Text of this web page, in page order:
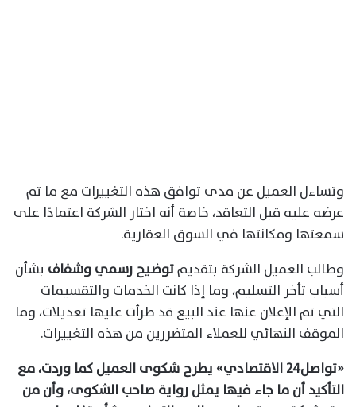
وتساءل العميل عن مدى توافق هذه التغييرات مع ما تم
عرضه عليه قبل التعاقد، خاصة أنه اختار الشركة اعتمادًا على
سمعتها ومكانتها في السوق العقارية.
وطالب العميل الشركة بتقديمتوضيح رسمي وشفاف بشأن
أسباب تأخر التسليم، وما إذا كانت الخدمات والتقسيمات
التي تم الإعلان عنها عند البيع قد طرأت عليها تعديلات، وما
الموقف النهائي للعملاء المتضررين من هذه التغييرات.
«تواصل٢٤ الاقتصادي» يطرح شكوى العميل كما وردت، مع
التأكيد أن ما جاء فيها يمثل رواية صاحب الشكوى، وأن من